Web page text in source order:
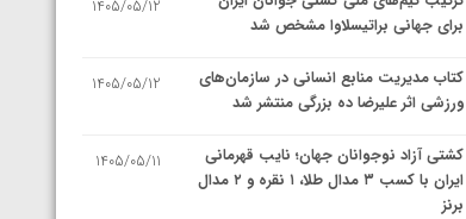
برای جهانی براتیسلاوا مشخص شد
1405/05/12
کتاب مدیریت منابع انسانی در سازمان‌های
ورزشی اثر علیرضا ده بزرگی منتشر شد
1405/05/12
کشتی آزاد نوجوانان جهان؛ نایب قهرمانی
ایران با کسب ۳ مدال طلا، ۱ نقره و ۲ مدال
برنز
1405/05/11